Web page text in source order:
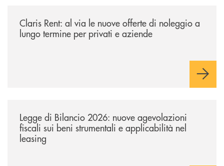
Claris Rent: al via le nuove offerte di noleggio a
lungo termine per privati e aziende
Legge di Bilancio 2026: nuove agevolazioni
fiscali sui beni strumentali e applicabilità nel
leasing